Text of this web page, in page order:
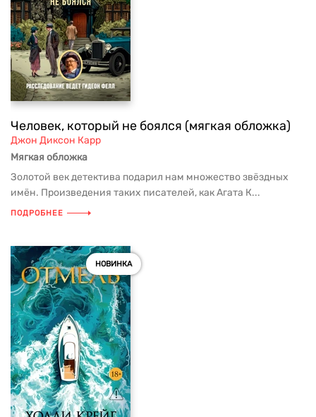
Человек, который не боялся (мягкая обложка)
Джон Диксон Карр
Мягкая обложка
Золотой век детектива подарил нам множество звёздных
имён. Произведения таких писателей, как Агата К...
ПОДРОБНЕЕ
НОВИНКА